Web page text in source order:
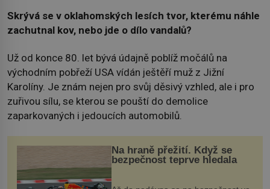
Skrývá se v oklahomských lesích tvor, kterému náhle
zachutnal kov, nebo jde o dílo vandalů?
Už od konce 80. let bývá údajně poblíž močálů na
východním pobřeží USA vídán ještěří muž z Jižní
Karolíny. Je znám nejen pro svůj děsivý vzhled, ale i pro
zuřivou sílu, se kterou se pouští do demolice
zaparkovaných i jedoucích automobilů.
Na hraně přežití. Když se
bezpečnost teprve hledala